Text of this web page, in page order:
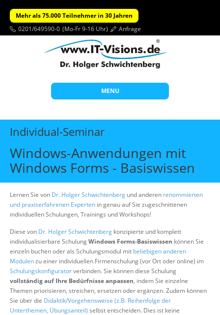
Mehr als 75.000 Teilnehmer in 30 Jahren
0201/649590-0 (Mo-Fr 9-16 Uhr) Anfrage
MENU
Start
Themen
Beratung
Individuelle Schulungen
Offene Seminare
Wissen
Suche
Individual-Seminar
Windows-Anwendungen mit
Windows Forms - Basiswissen
Lernen Sie von Dr. Holger Schwichtenberg und anderen renommierten
und praxiserfahrenen Experten in genau auf Sie zugeschnittenen
individuellen Schulungen, Trainings und Workshops!
Diese von Dr. Holger Schwichtenberg konzipierte und komplett
individualisierbare SchulungWindows Forms-Basiswissen können Sie
einzeln buchen oder als Schulungsmodul mit beliebigen anderen
Modulenzu einer individuellen Firmenschulung (vor Ort oder online) im
Schulungskonfiguratorverbinden. Sie können diese Schulung
vollständig auf Ihre Bedürfnisse anpassen, indem Sie einzelne
Themen priorisieren, streichen, ersetzen oder ergänzen. Zudem können
Sie über die Didaktik/Vorgehensweise (z.B. Reihenfolge der
Unterthemen, Übungsanteil) selbst entscheiden. Dies ist keine